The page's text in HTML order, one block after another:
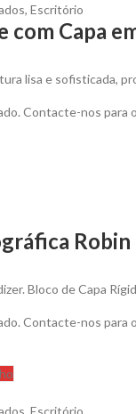
, Escritório
Capa
lisa e sofisticada,
Contacte-nos
Bloco de Capa
Contacte-nos
Escritório